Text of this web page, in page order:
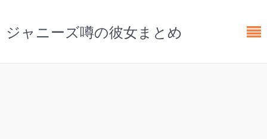
ジャニーズ噂の彼女まとめ